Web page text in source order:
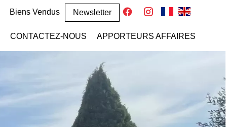
Biens Vendus Newsletter
CONTACTEZ-NOUS APPORTEURS AFFAIRES